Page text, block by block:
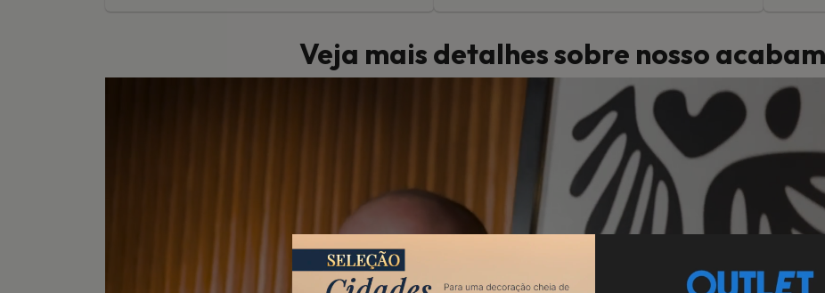
Veja mais detalhes sobre nosso